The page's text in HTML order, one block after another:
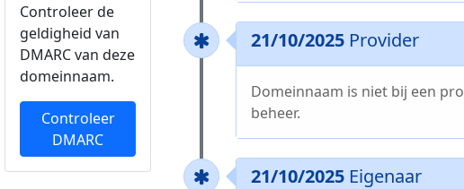
Controleer de
geldigheid van
DMARC van deze
domeinnaam.
Controleer
DMARC
21/10/2025 Provider
Domeinnaam is niet bij een
beheer.
21/10/2025 Eigenaar